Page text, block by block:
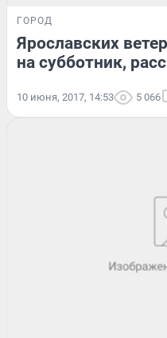
ГОРОД
Ярославских
на субботник,
10 июня, 2017, 14:53 5 066